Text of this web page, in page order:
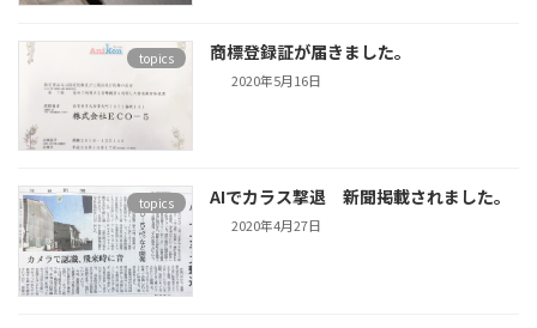
topics 商標登録証が届きました。
2020年5月16日
topics AIでカラス撃退 新聞掲載されました。
2020年4月27日